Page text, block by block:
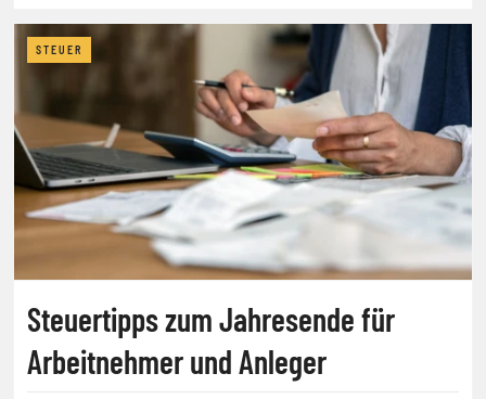
STEUER
Steuertipps zum Jahresende für
Arbeitnehmer und Anleger